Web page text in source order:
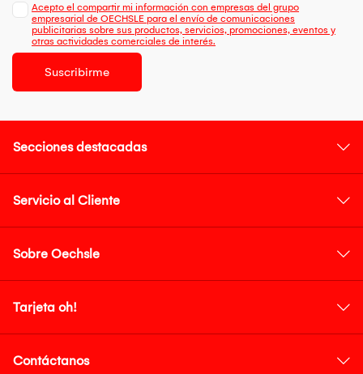
Acepto el compartir mi información con empresas del grupo
empresarial de OECHSLE para el envío de comunicaciones
publicitarias sobre sus productos, servicios, promociones, eventos y
otras actividades comerciales de interés.
Suscribirme
Secciones destacadas
Servicio al Cliente
Sobre Oechsle
Tarjeta oh!
Contáctanos